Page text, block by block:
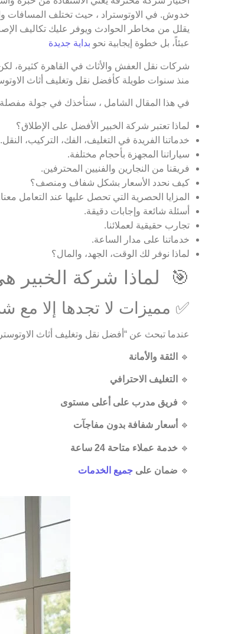
خدوش. في الاوتوستراد ، حيث تختلف المسافات
يقلل من مخاطر الحوادث ويوفر عليك تكاليف
عبئاً، بل خطوة إيجابية نحو بداية جديدة
شركات نقل العفش والأثاث في القاهرة كثيرة، لكن
منذ سنوات طويلة كأفضل نقل وتغليف أثاث
في هذا المقال الشامل ، سنأخذك في جولة
لماذا تعتبر شركة الخبير الأفضل على الإطلاق؟
خدماتنا الفريدة في التغليف، الفك، التركيب، النقل.
سياراتنا المجهزة بأحجام مختلفة.
فريقنا من النجارين والفنيين المحترفين.
كيف نحدد الأسعار بشكل شفاف ومنصف؟
المزايا الحصرية التي تحصل عليها عند التعامل
أسئلة شائعة وإجابات دقيقة.
تجارب حقيقية لعملائنا.
خدماتنا على مدار الساعة.
لماذا نوفر لك الوقت، الجهد، والمال؟
🎯 لماذا شركة الخبير
✅ مميزات لا تجدها إلا مع
عندما تبحث عن “أفضل نقل وتغليف أثاث
🔹 الثقة والأمانة
🔹 التغليف الاحترافي
🔹 فريق مدرب على أعلى مستوى
🔹 أسعار شفافة بدون مفاجآت
🔹 خدمة عملاء متاحة 24 ساعة
🔹 ضمان على جميع الخدمات